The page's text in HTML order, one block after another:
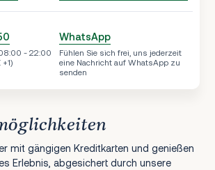
- 22:00
WhatsApp
Fühlen Sie sich frei, uns jederzeit
eine Nachricht auf WhatsApp zu
senden
mit gängigen Kreditkarten und genießen
Erlebnis, abgesichert durch unsere